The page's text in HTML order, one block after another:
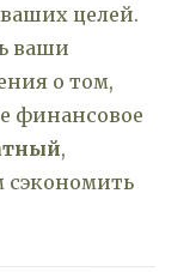
целей.
ваши
о том,
финансовое
,
сэкономить